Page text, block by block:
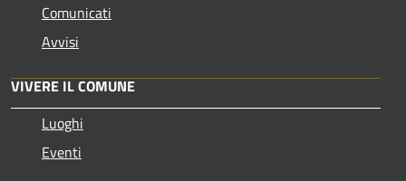
Comunicati
Avvisi
VIVERE IL COMUNE
Luoghi
Eventi